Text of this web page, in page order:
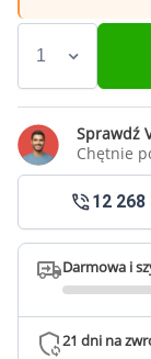
Sprawdź
Chętnie
12 268
Darmowa i
21 dni na